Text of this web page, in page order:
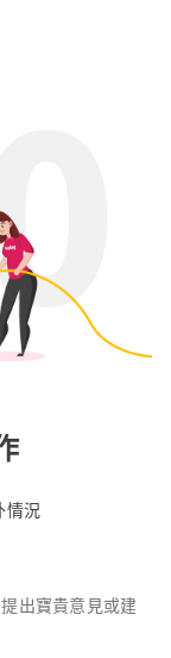
情況
出寶貴意見或建